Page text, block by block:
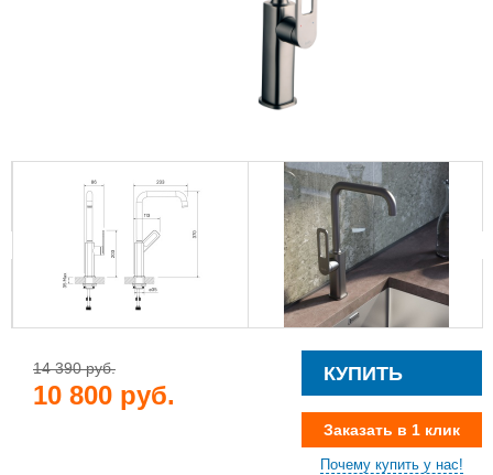
14 390 руб.
10 800 руб.
КУПИТЬ
Заказать в 1 клик
Почему купить у нас!